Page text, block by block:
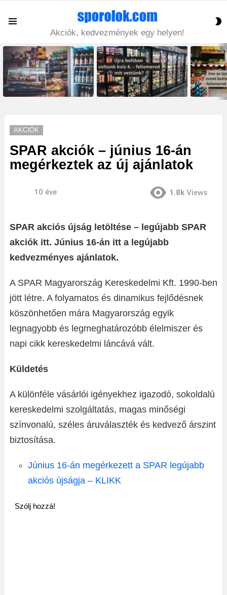
Akciók, kedvezmények egy helyen!
LATEST
STORIES
AKCIÓK
SPAR akciók – június 16-án
megérkeztek az új ajánlatok
10 éve 1.8k Views
SPAR akciós újság letöltése – legújabb SPAR
akciók itt. Június 16-án itt a legújabb
kedvezményes ajánlatok.
A SPAR Magyarország Kereskedelmi Kft. 1990-ben
jött létre. A folyamatos és dinamikus fejlődésnek
köszönhetően mára Magyarország egyik
legnagyobb és legmeghatározóbb élelmiszer és
napi cikk kereskedelmi láncává vált.
Küldetés
A különféle vásárlói igényekhez igazodó, sokoldalú
kereskedelmi szolgáltatás, magas minőségi
színvonalú, széles áruválaszték és kedvező árszint
biztosítása.
Június 16-án megérkezett a SPAR legújabb
akciós újságja – KLIKK
Szólj hozzá!